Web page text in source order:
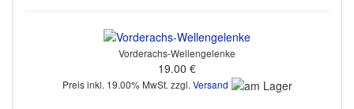
Vorderachs-Wellengelenke
19.00 €
Preis inkl. 19.00% MwSt. zzgl. Versand